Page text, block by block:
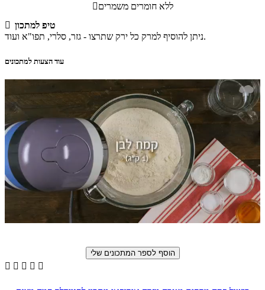
ללא חומרים משמרים
 טיפ למתכון
ניתן להוסיף למרק כל ירק שתרצו - גזר, סלרי, תפו"א ועוד.
עוד הצעות למתכונים
    